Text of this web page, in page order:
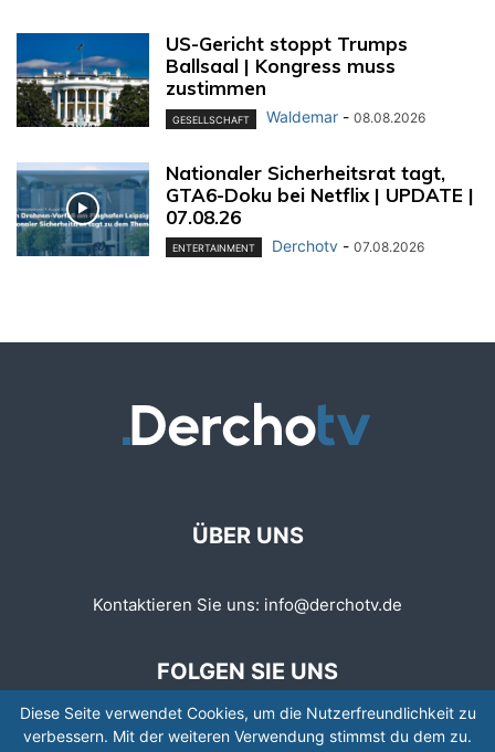
US-Gericht stoppt Trumps
Ballsaal | Kongress muss
zustimmen
GESELLSCHAFT Waldemar - 08.08.2026
Nationaler Sicherheitsrat tagt,
GTA6-Doku bei Netflix | UPDATE |
07.08.26
ENTERTAINMENT Derchotv - 07.08.2026
ÜBER UNS
Kontaktieren Sie uns: info@derchotv.de
FOLGEN SIE UNS
Diese Seite verwendet Cookies, um die Nutzerfreundlichkeit zu
verbessern. Mit der weiteren Verwendung stimmst du dem zu.